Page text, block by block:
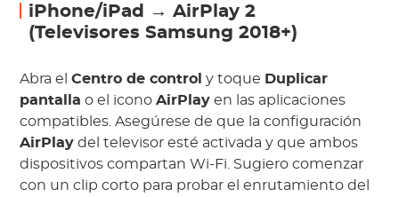
iPhone/iPad → AirPlay 2
(Televisores Samsung 2018+)
Abra elCentro de control y toque Duplicar
pantalla o el iconoAirPlay en las aplicaciones
compatibles. Asegúrese de que la configuración
AirPlay del televisor esté activada y que ambos
dispositivos compartan Wi-Fi. Sugiero comenzar
con un clip corto para probar el enrutamiento del